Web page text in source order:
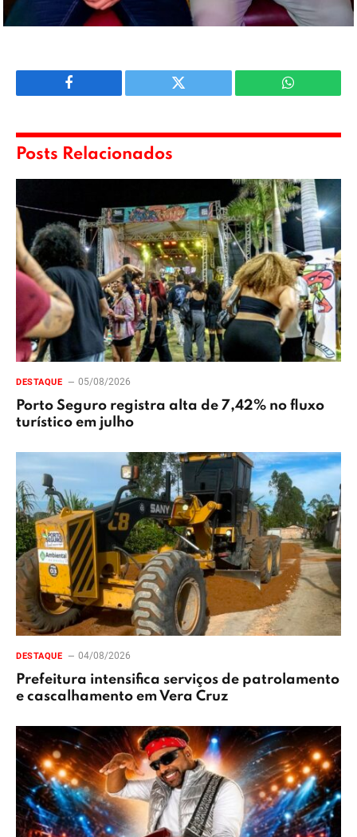
Facebook Twitter WhatsApp
Posts Relacionados
DESTAQUE 05/08/2026
Porto Seguro registra alta de 7,42% no fluxo
turístico em julho
DESTAQUE 04/08/2026
Prefeitura intensifica serviços de patrolamento
e cascalhamento em Vera Cruz